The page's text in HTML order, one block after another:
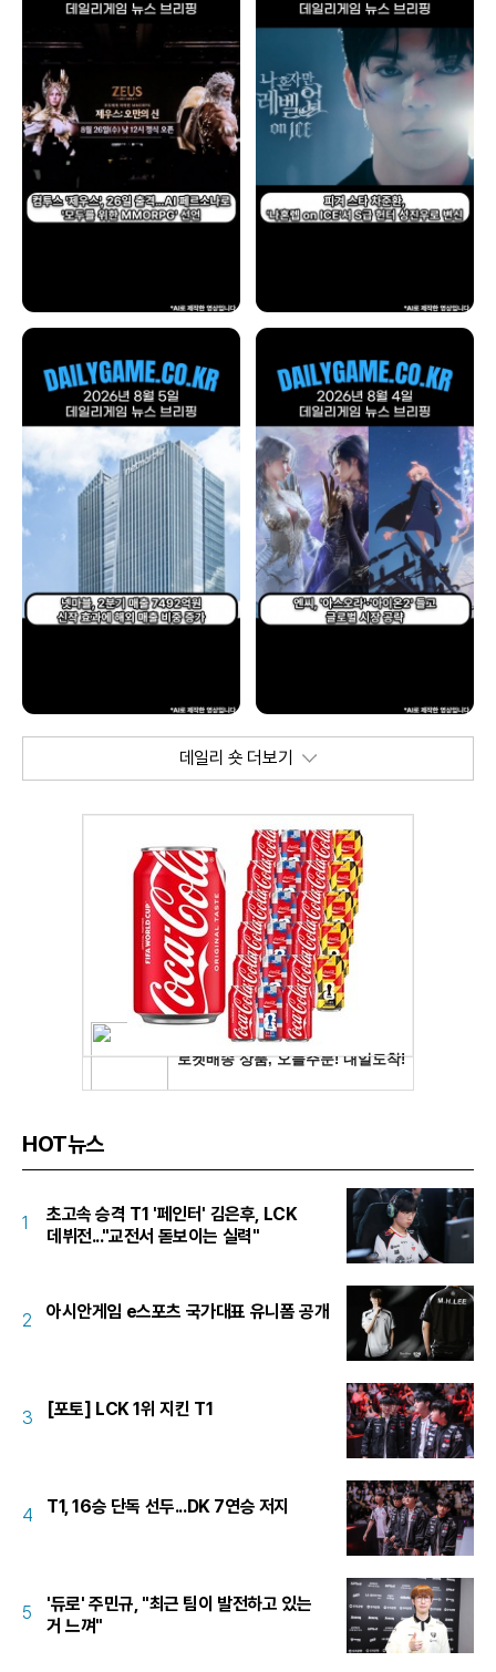
데일리 숏 더보기
HOT뉴스
1
초고속 승격 T1 '페인터' 김은후, LCK
데뷔전..."교전서 돋보이는 실력"
2 아시안게임 e스포츠 국가대표 유니폼 공개
3 [포토] LCK 1위 지킨 T1
4 T1, 16승 단독 선두...DK 7연승 저지
5
'듀로' 주민규, "최근 팀이 발전하고 있는
거 느껴"